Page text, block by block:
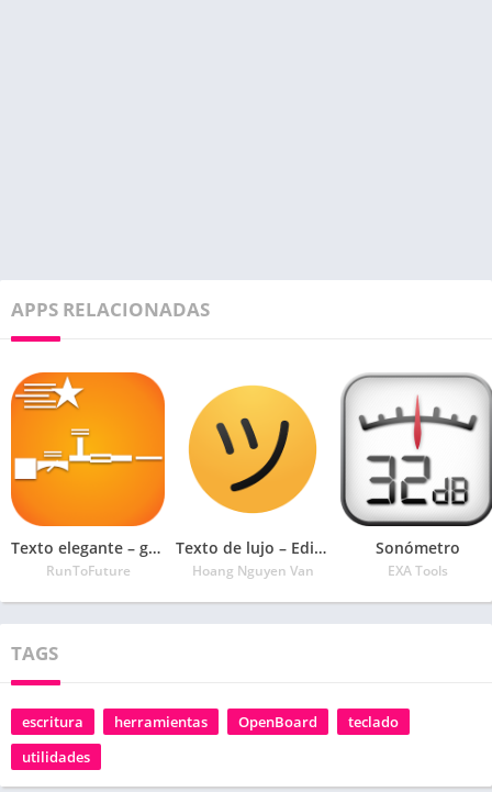
APPS RELACIONADAS
Texto elegante – generador de fuentes geniales
RunToFuture
Texto de lujo – Editor de apodos con símbolos
Hoang Nguyen Van
Sonómetro
EXA Tools
TAGS
escritura herramientas OpenBoard
teclado
utilidades